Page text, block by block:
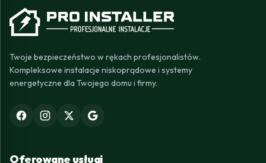
Twoje bezpieczeństwo w rękach profesjonalistów.
Kompleksowe instalacje niskoprądowe i systemy
energetyczne dla Twojego domu i firmy.
Oferowane usługi